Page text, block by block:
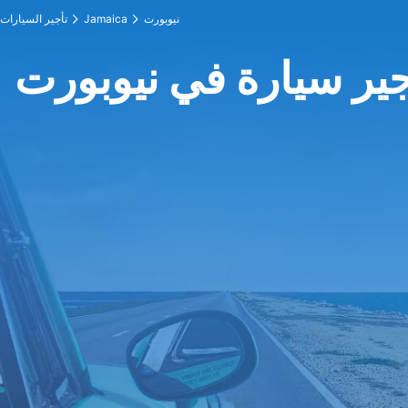
تأجير السيارات Jamaica نيوبورت
سيارة في نيوبورت